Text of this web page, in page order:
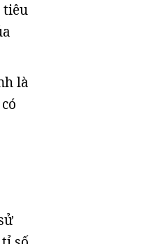
tiêu
là